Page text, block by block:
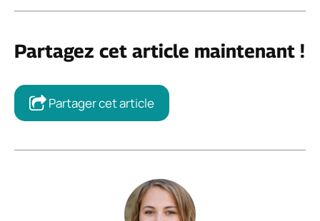
Partagez cet article maintenant !
Partager cet article